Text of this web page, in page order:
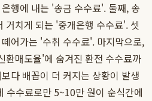
행에 내는 '송금 수수료'. 둘째, 송
거치게 되는 '중개은행 수수료'. 셋
어가는 '수취 수수료'. 마지막으로,
환매도율'에 숨겨진 환전 수수료까
다 배꼽이 더 커지는 상황이 발생
수수료로만 5~10만 원이 순식간에